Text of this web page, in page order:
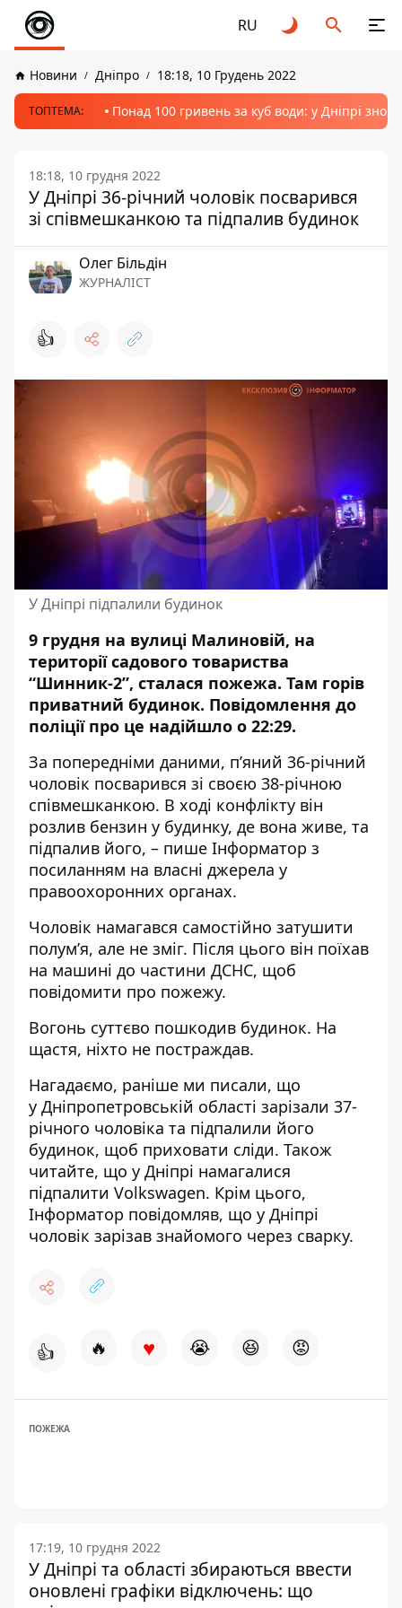
RU
Новини Дніпро 18:18, 10 Грудень 2022
ТОПТЕМА: Понад 100 гривень за куб води: у Дніпрі
18:18, 10 грудня 2022
У Дніпрі 36-річний чоловік посварився
зі співмешканкою та підпалив будинок
Олег Більдін
ЖУРНАЛІСТ
👍
У Дніпрі підпалили будинок
9 грудня на вулиці Малиновій, на
території садового товариства
“Шинник-2”, сталася пожежа. Там горів
приватний будинок. Повідомлення до
поліції про це надійшло о 22:29.
За попередніми даними, п’яний 36-річний
чоловік посварився зі своєю 38-річною
співмешканкою. В ході конфлікту він
розлив бензин у будинку, де вона живе, та
підпалив його, – пише Інформатор з
посиланням на власні джерела у
правоохоронних органах.
Чоловік намагався самостійно затушити
полум’я, але не зміг. Після цього він поїхав
на машині до частини ДСНС, щоб
повідомити про пожежу.
Вогонь суттєво пошкодив будинок. На
щастя, ніхто не постраждав.
Нагадаємо, раніше ми писали, що
у Дніпропетровській області зарізали 37-
річного чоловіка та підпалили його
будинок, щоб приховати сліди. Також
читайте, що у Дніпрі намагалися
підпалити Volkswagen. Крім цього,
Інформатор повідомляв, що у Дніпрі
чоловік зарізав знайомого через сварку.
👍 🔥 ♥ 😭 😆 😡
ПОЖЕЖА
17:19, 10 грудня 2022
У Дніпрі та області збираються ввести
оновлені графіки відключень: що